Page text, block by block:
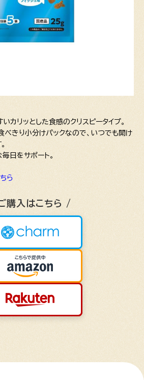
カリッとした食感のクリスピータイプ。
きり小分けパックなので、いつでも開け
日をサポート。
ら
購入はこちら /